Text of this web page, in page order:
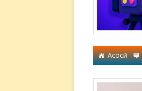
Асосӣ